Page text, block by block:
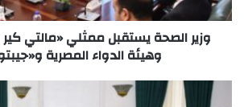
وزير الصحة يستقبل ممثلي «مالتي كير
وهيئة الدواء المصرية